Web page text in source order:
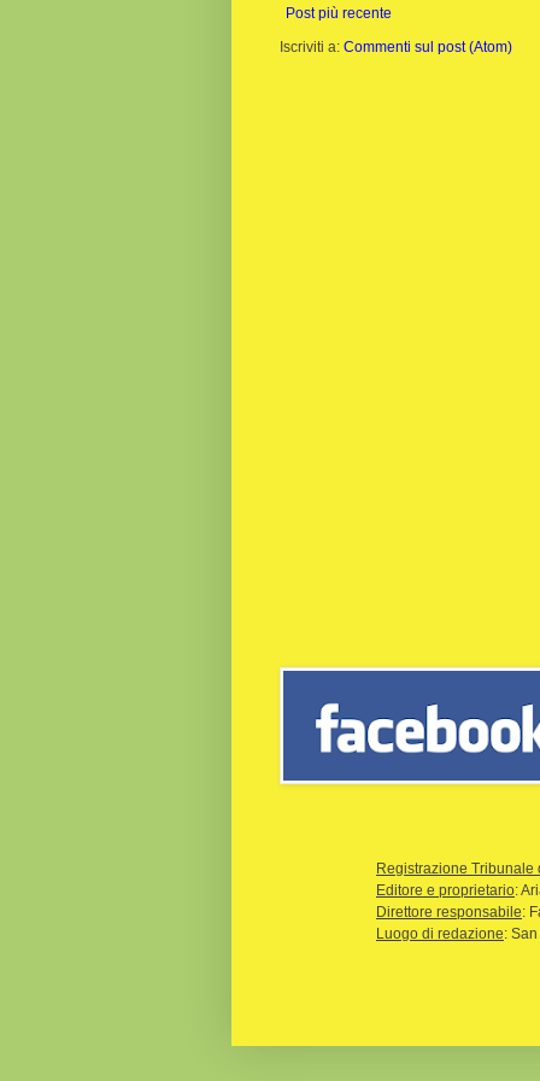
Post più recente
Iscriviti a: Commenti sul post (Atom)
Registrazione Tribunale
Editore e proprietario:
Direttore responsabile:
Luogo di redazione: